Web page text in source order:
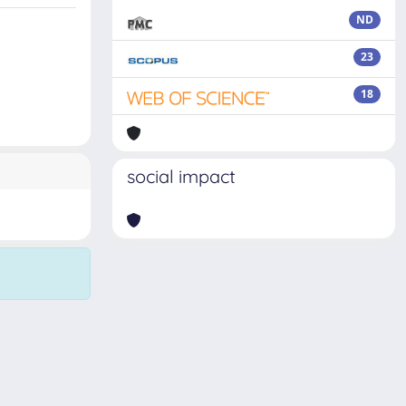
ND
23
18
social impact